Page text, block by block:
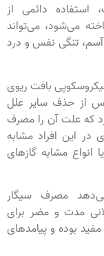
استفاده دائمی از
می‌شود، می‌تواند
آسم، تنگی نفس و درد
بافت ریوی
پس از حذف سایر علل
که علت آن را مصرف
این افراد مشابه
مشابه گازهای
مصرف سیگار
‌مدت و مضر برای
بوده و پیامدهای